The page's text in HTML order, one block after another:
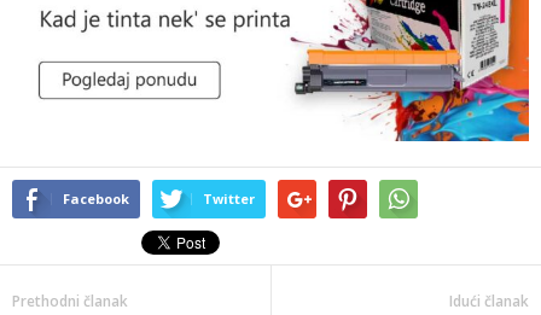
Facebook Twitter
Prethodni članak Idući članak